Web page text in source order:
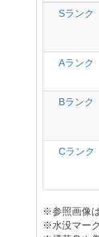
Sランク
Aランク
Bランク
Cランク
※参照画像
※水没マー